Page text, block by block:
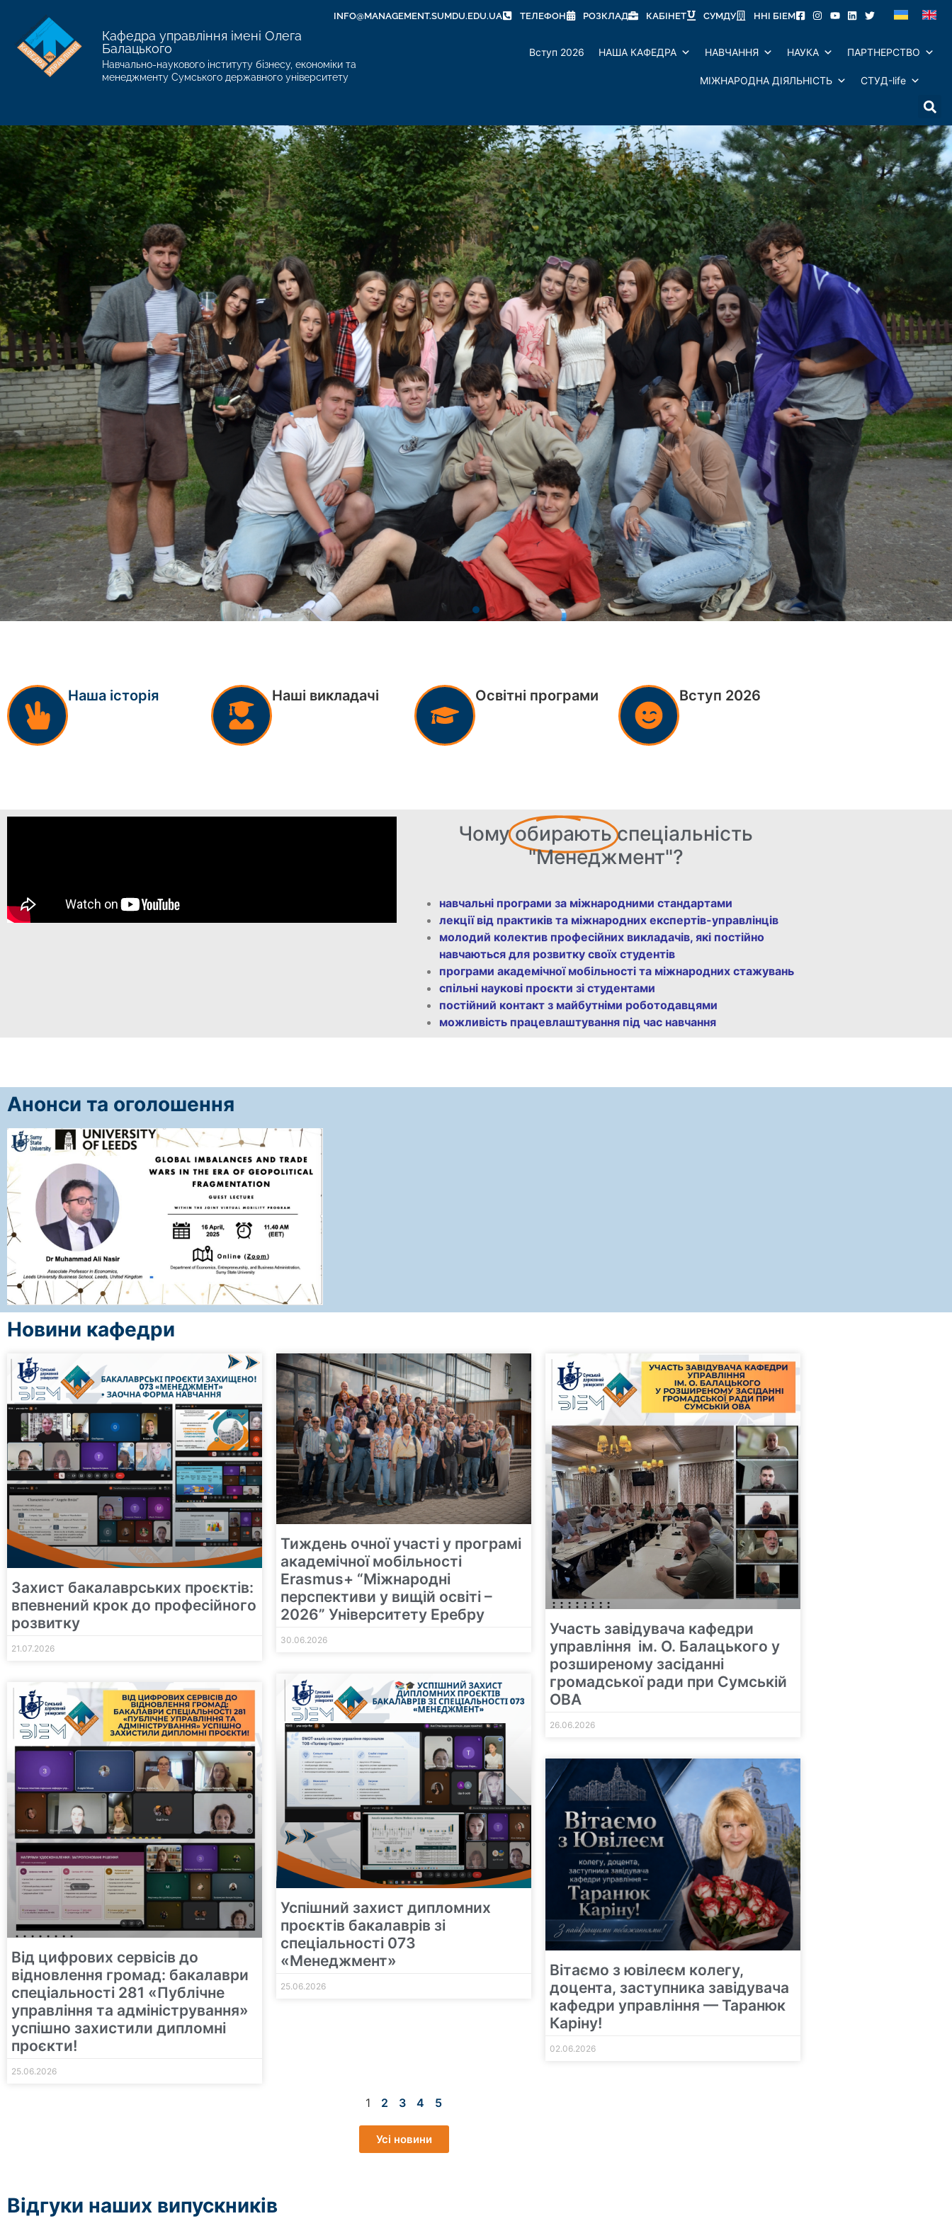
INFO@MANAGEMENT.SUMDU.EDU.UA ТЕЛЕФОН РОЗКЛАД КАБІНЕТ СУМДУ ННІ БІЕМ
Кафедра управління імені Олега
Балацького
Навчально-наукового інституту бізнесу, економіки та
менеджменту Сумського державного університету
Вступ 2026 НАША КАФЕДРА НАВЧАННЯ НАУКА ПАРТНЕРСТВО
МІЖНАРОДНА ДІЯЛЬНІСТЬ СТУД-life
Наша історія Наші викладачі Освітні програми Вступ 2026
Чомуобирають спеціальність
"Менеджмент"?
навчальні програми за міжнародними стандартами
лекції від практиків та міжнародних експертів-управлінців
молодий колектив професійних викладачів, які постійно
навчаються для розвитку своїх студентів
програми академічної мобільності та міжнародних стажувань
спільні наукові проєкти зі студентами
постійний контакт з майбутніми роботодавцями
можливість працевлаштування під час навчання
Анонси та оголошення
Новини кафедри
Захист бакалаврських проєктів:
впевнений крок до професійного
розвитку
21.07.2026
Тиждень очної участі у програмі
академічної мобільності
Erasmus+ “Міжнародні
перспективи у вищій освіті –
2026” Університету Еребру
30.06.2026
Участь завідувача кафедри
управління ім. О. Балацького у
розширеному засіданні
громадської ради при Сумській
ОВА
26.06.2026
Від цифрових сервісів до
відновлення громад: бакалаври
спеціальності 281 «Публічне
управління та адміністрування»
успішно захистили дипломні
проєкти!
25.06.2026
Успішний захист дипломних
проєктів бакалаврів зі
спеціальності 073
«Менеджмент»
25.06.2026
Вітаємо з ювілеєм колегу,
доцента, заступника завідувача
кафедри управління — Таранюк
Каріну!
02.06.2026
1 2 3 4 5
Усі новини
Відгуки наших випускників